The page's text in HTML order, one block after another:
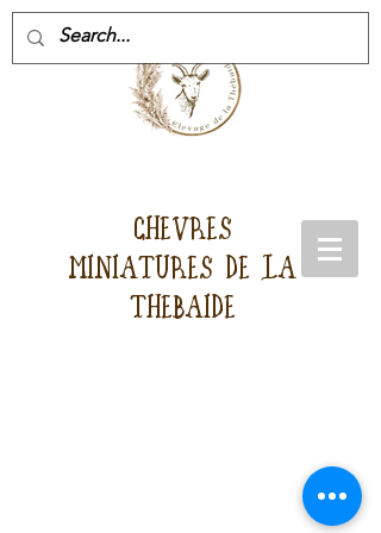
CHEVRES
MINIATURES DE LA
THEBAIDE